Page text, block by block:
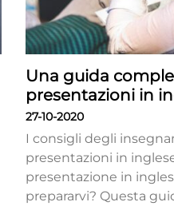
Una guida
presentazioni in
27-10-2020
I consigli degli
presentazioni in
presentazione in
prepararvi? Questa